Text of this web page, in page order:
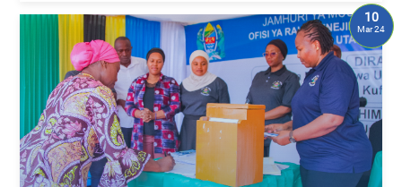
10
Mar 24